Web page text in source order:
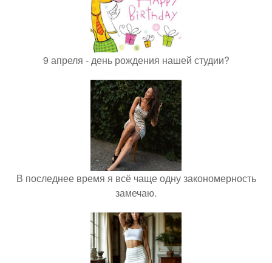
9 апреля - день рождения нашей студии?
В последнее время я всё чаще одну закономерность
замечаю.